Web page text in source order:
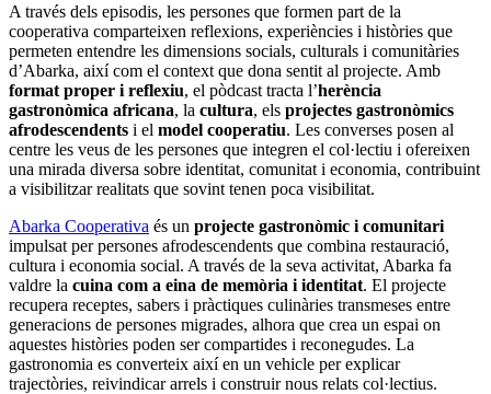
A través dels episodis, les persones que formen part de la
cooperativa comparteixen reflexions, experiències i històries que
permeten entendre les dimensions socials, culturals i comunitàries
d’Abarka, així com el context que dona sentit al projecte. Amb
format proper i reflexiu, el pòdcast tracta l’herència
gastronòmica africana, la cultura, els projectes gastronòmics
afrodescendents i el model cooperatiu. Les converses posen al
centre les veus de les persones que integren el col·lectiu i ofereixen
una mirada diversa sobre identitat, comunitat i economia, contribuint
a visibilitzar realitats que sovint tenen poca visibilitat.
Abarka Cooperativa és un projecte gastronòmic i comunitari
impulsat per persones afrodescendents que combina restauració,
cultura i economia social. A través de la seva activitat, Abarka fa
valdre la cuina com a eina de memòria i identitat. El projecte
recupera receptes, sabers i pràctiques culinàries transmeses entre
generacions de persones migrades, alhora que crea un espai on
aquestes històries poden ser compartides i reconegudes. La
gastronomia es converteix així en un vehicle per explicar
trajectòries, reivindicar arrels i construir nous relats col·lectius.